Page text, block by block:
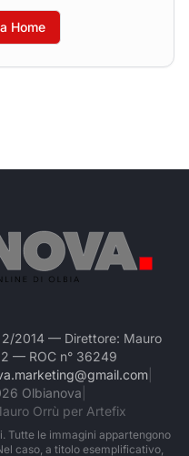
Home
2/2014 — Direttore: Mauro
— ROC n° 36249
Olbianova
Orrù per Artefix
Tutte le immagini appartengono
caso, a titolo esemplificativo,